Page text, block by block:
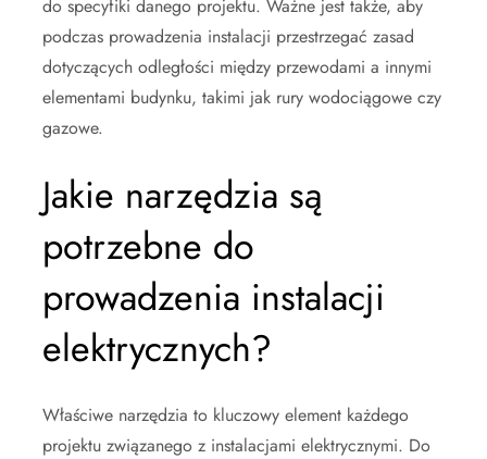
do specyfiki danego projektu. Ważne jest także, aby
podczas prowadzenia instalacji przestrzegać zasad
dotyczących odległości między przewodami a innymi
elementami budynku, takimi jak rury wodociągowe czy
gazowe.
Jakie narzędzia są
potrzebne do
prowadzenia instalacji
elektrycznych?
Właściwe narzędzia to kluczowy element każdego
projektu związanego z instalacjami elektrycznymi. Do